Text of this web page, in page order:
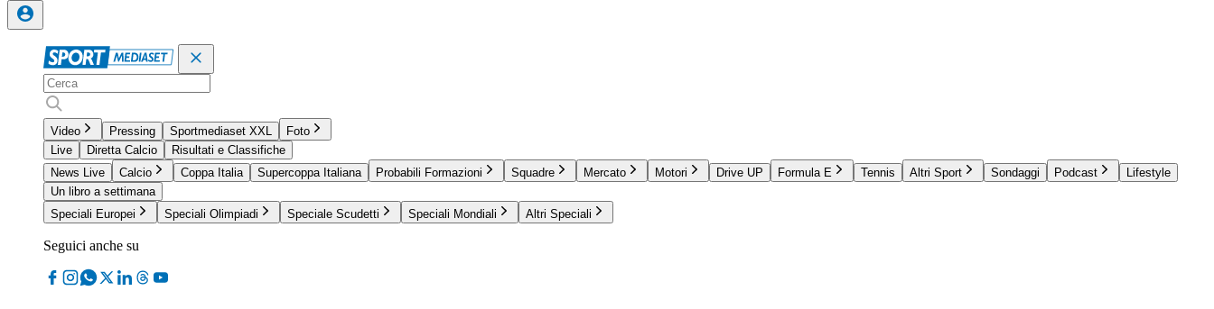
Video Pressing Sportmediaset XXL
Foto
Live
Diretta Calcio
Risultati e Classifiche
News Live
Calcio Coppa Italia Supercoppa Italiana Probabili Formazioni Squadre Mercato Motori Drive UP Formula E Tennis Altri Sport Sondaggi Podcast
Lifestyle
Un libro a settimana
Speciali Europei
Speciali Olimpiadi Speciale Scudetti Speciali Mondiali Altri Speciali
Seguici anche su